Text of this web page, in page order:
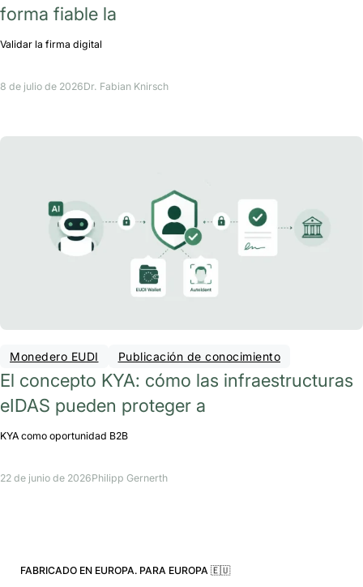
forma fiable la
Validar la firma digital
8 de julio de 2026Dr. Fabian Knirsch
Monedero EUDI Publicación de conocimiento
El concepto KYA: cómo las infraestructuras
eIDAS pueden proteger a
KYA como oportunidad B2B
22 de junio de 2026Philipp Gernerth
FABRICADO EN EUROPA. PARA EUROPA 🇪🇺